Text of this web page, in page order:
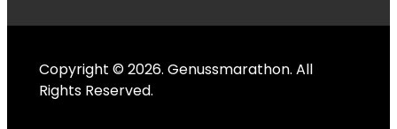
Copyright © 2026. Genussmarathon. All
Rights Reserved.